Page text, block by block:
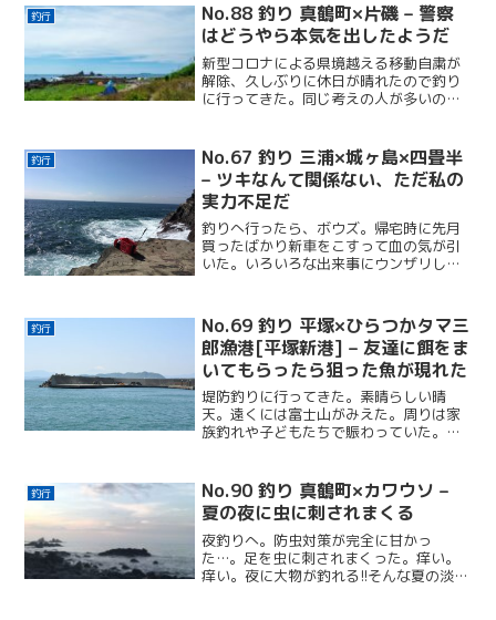
釣行
No.88 釣り 真鶴町×片磯 – 警察
はどうやら本気を出したようだ
新型コロナによる県境越える移動自粛が
解除、久しぶりに休日が晴れたので釣り
に行ってきた。同じ考えの人が多いのか
容赦なかった…。
釣行
No.67 釣り 三浦×城ヶ島×四畳半
– ツキなんて関係ない、ただ私の
実力不足だ
釣りへ行ったら、ボウズ。帰宅時に先月
買ったばかり新車をこすって血の気が引
いた。いろいろな出来事にウンザリし
釣行
No.69 釣り 平塚×ひらつかタマ三
郎漁港[平塚新港] – 友達に餌をま
いてもらったら狙った魚が現れた
堤防釣りに行ってきた。素晴らしい晴
天。遠くには富士山がみえた。周りは家
族釣れや子どもたちで賑わっていた。友
れてしまった。
釣行
No.90 釣り 真鶴町×カワウソ –
夏の夜に虫に刺されまくる
夜釣りへ。防虫対策が完全に甘かっ
た…。足を虫に刺されまくった。痒い。
痒い。夜に大物が釣れる!!そんな夏の淡い